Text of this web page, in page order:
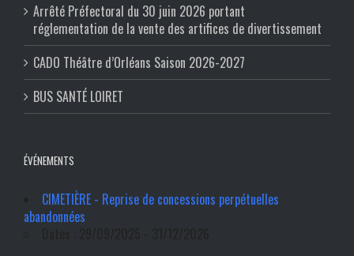
Arrêté Préfectoral du 30 juin 2026 portant
réglementation de la vente des artifices de divertissement
CADO Théâtre d’Orléans Saison 2026-2027
BUS SANTÉ LOIRET
ÉVÉNEMENTS
CIMETIÈRE - Reprise de concessions perpétuelles
abandonnées